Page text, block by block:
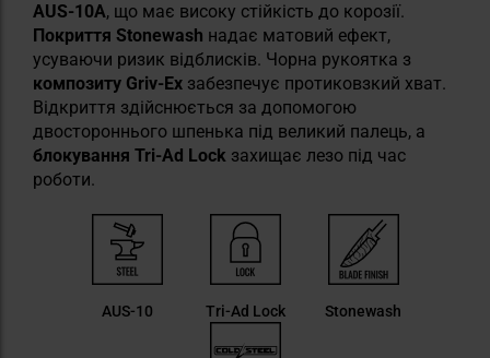
AUS-10A, що має високу стійкість до корозії.
Покриття Stonewash надає матовий ефект,
усуваючи ризик відблисків. Чорна рукоятка з
композиту Griv-Ex забезпечує протиковзкий хват.
Відкриття здійснюється за допомогою
двостороннього шпенька під великий палець, а
блокування Tri-Ad Lock захищає лезо під час
роботи.
AUS-10 Tri-Ad Lock Stonewash